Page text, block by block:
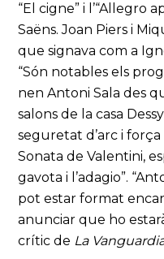
“El cigne” i l’“Allegro
Saëns. Joan Piers i
que signava com a
“Són notables els
nen Antoni Sala des
salons de la casa
seguretat d’arc i força
Sonata de Valentini,
gavota i l’adagio”.
pot estar format
anunciar que ho
crític de La